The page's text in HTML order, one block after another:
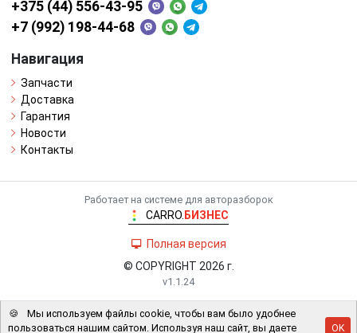
+375 (44) 556-43-95
+7 (992) 198-44-68
Навигация
Запчасти
Доставка
Гарантия
Новости
Контакты
Работает на системе для авторазборок
CARRO. БИЗНЕС
Полная версия
© COPYRIGHT 2026 г.
v1.1.24
🍪
Мы используем файлы cookie, чтобы вам было удобнее
пользоваться нашим сайтом. Используя наш сайт, вы даете
OK